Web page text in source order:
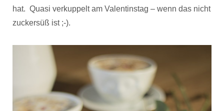
hat. Quasi verkuppelt am Valentinstag – wenn das nicht
zuckersüß ist ;-).